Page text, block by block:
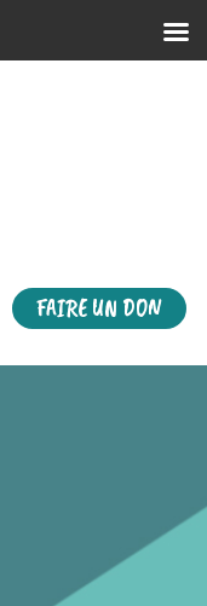
FAIRE UN DON